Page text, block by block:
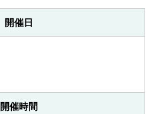
開催日
開催時間